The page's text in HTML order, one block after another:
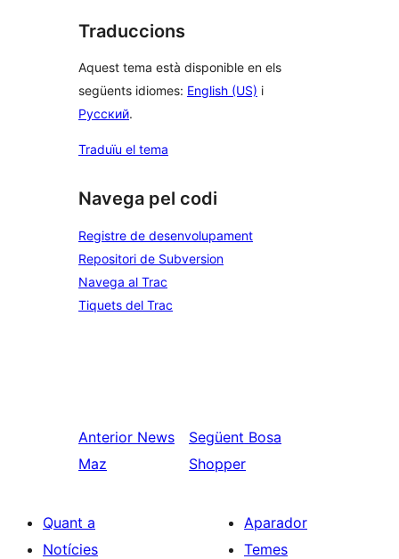
Traduccions
Aquest tema està disponible en els
següents idiomes: English (US) i
Русский.
Traduïu el tema
Navega pel codi
Registre de desenvolupament
Repositori de Subversion
Navega al Trac
Tiquets del Trac
Anterior News
Maz
Següent Bosa
Shopper
Quant a
Notícies
Aparador
Temes